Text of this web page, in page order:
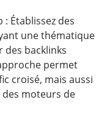
: Établissez des
une thématique
des backlinks
permet
croisé, mais aussi
moteurs de